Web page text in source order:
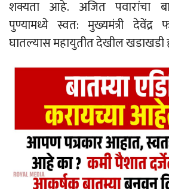
शक्यता आहे. अजित पवारांचा
पुण्यामध्ये स्वत: मुख्यमंत्री देवेंद्र
घातल्यास महायुतीत देखील खडाखडी